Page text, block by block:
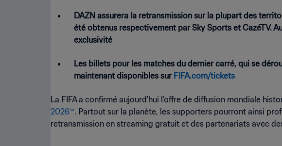
DAZN assurera la retransmission sur la plupart des
été obtenus respectivement par Sky Sports et CazéTV.
exclusivité
Les billets pour les matches du dernier carré, qui se
maintenant disponibles sur FIFA.com/tickets
La FIFA a confirmé aujourd’hui l’offre de diffusion mondiale
2026™. Partout sur la planète, les supporters pourront ainsi
retransmission en streaming gratuit et des partenariats avec